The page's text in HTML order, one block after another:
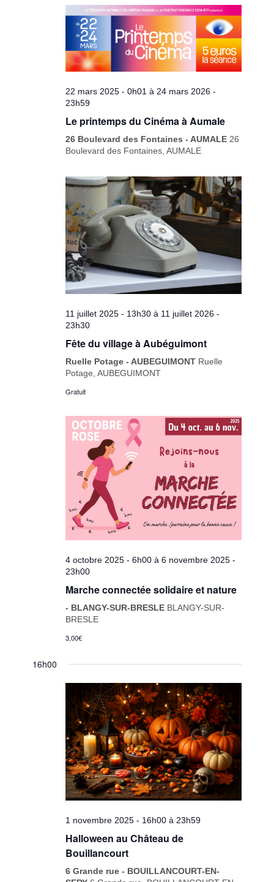
22 mars 2025 - 0h01 à24 mars 2026 -
23h59
Le printemps du Cinéma à Aumale
26 Boulevard des Fontaines - AUMALE26
Boulevard des Fontaines, AUMALE
11 juillet 2025 - 13h30 à 11 juillet 2026 -
23h30
Fête du village à Aubéguimont
Ruelle Potage - AUBEGUIMONT Ruelle
Potage, AUBEGUIMONT
Gratuit
4 octobre 2025 - 6h00 à6 novembre 2025 -
23h00
Marche connectée solidaire et nature
- BLANGY-SUR-BRESLE BLANGY-SUR-
BRESLE
3,00€
16h00
1 novembre 2025 - 16h00 à 23h59
Halloween au Château de
Bouillancourt
6 Grande rue - BOUILLANCOURT-EN-